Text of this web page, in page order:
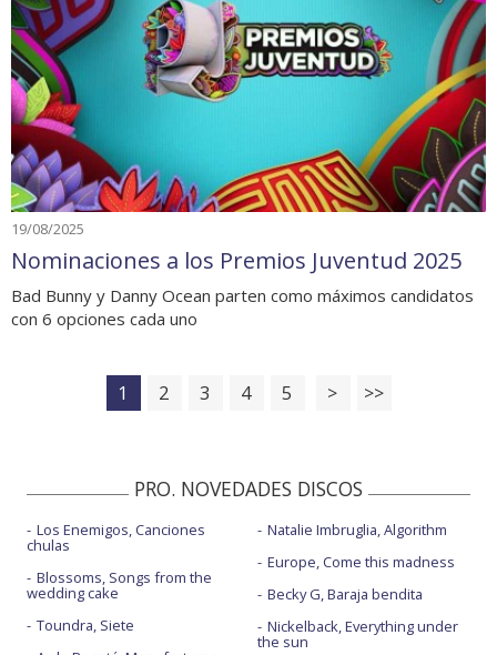
19/08/2025
Nominaciones a los Premios Juventud 2025
Bad Bunny y Danny Ocean parten como máximos candidatos
con 6 opciones cada uno
1 2 3 4 5 > >>
PRO. NOVEDADES DISCOS
Los Enemigos, Canciones
chulas
Blossoms, Songs from the
wedding cake
Toundra, Siete
Natalie Imbruglia, Algorithm
Europe, Come this madness
Becky G, Baraja bendita
Nickelback, Everything under
the sun